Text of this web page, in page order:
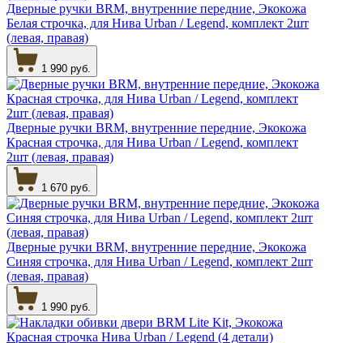
Дверные ручки BRM, внутренние передние, Экокожа
Белая строчка, для Нива Urban / Legend, комплект 2шт
(левая, правая)
1 990 руб.
Дверные ручки BRM, внутренние передние, Экокожа
Красная строчка, для Нива Urban / Legend, комплект
2шт (левая, правая)
1 670 руб.
Дверные ручки BRM, внутренние передние, Экокожа
Синяя строчка, для Нива Urban / Legend, комплект 2шт
(левая, правая)
1 990 руб.